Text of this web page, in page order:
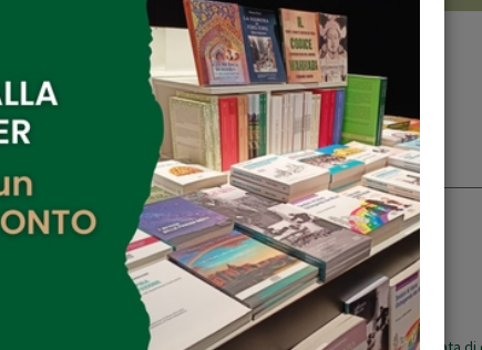
Chisci
Il Cren
Giancarlo Chisci ,Felice La Rocca
Quaderni d'Ontignano